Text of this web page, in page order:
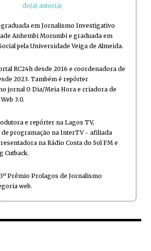
do(a) autor(a)
em Jornalismo Investigativo
Anhembi Morumbi e graduada em
pela Universidade Veiga de Almeida.
RC24h desde 2016 e coordenadora de
2023. Também é repórter
jornal O Dia/Meia Hora e criadora de
3.0.
e repórter na Lagos TV,
programação na InterTV - afiliada
na Rádio Costa do Sol FM e
Cutback.
Prêmio Prolagos de Jornalismo
web.